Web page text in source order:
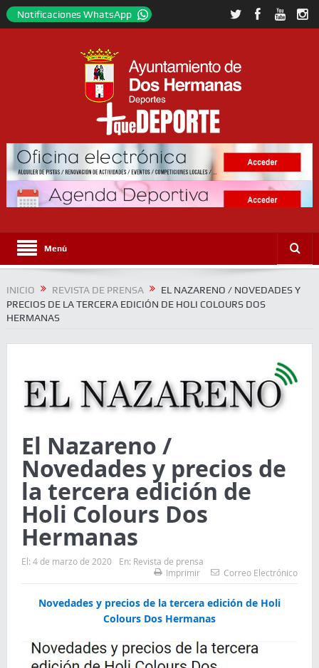
Notificaciones WhatsApp
Menú
INICIO REVISTA DE PRENSA
EL NAZARENO / NOVEDADES Y
PRECIOS DE LA TERCERA EDICIÓN DE HOLI COLOURS DOS
HERMANAS
El Nazareno /
Novedades y precios de
la tercera edición de
Holi Colours Dos
Hermanas
El: 4 de marzo de 2020 En: Revista de prensa
Imprimir
Correo Electrónico
Novedades y precios de la tercera edición de Holi
Colours Dos Hermanas